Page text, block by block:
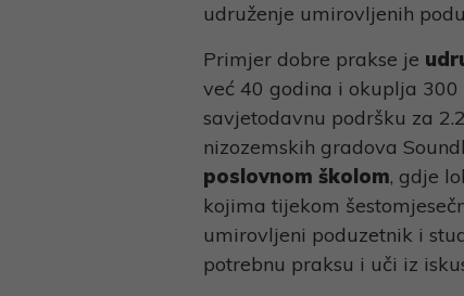
udruženje umirovljenih
Primjer dobre prakse je
već 40 godina i okuplja 300
savjetodavnu podršku za
nizozemskih gradova
poslovnom školom, gdje
kojima tijekom
umirovljeni poduzetnik i
potrebnu praksu i uči iz